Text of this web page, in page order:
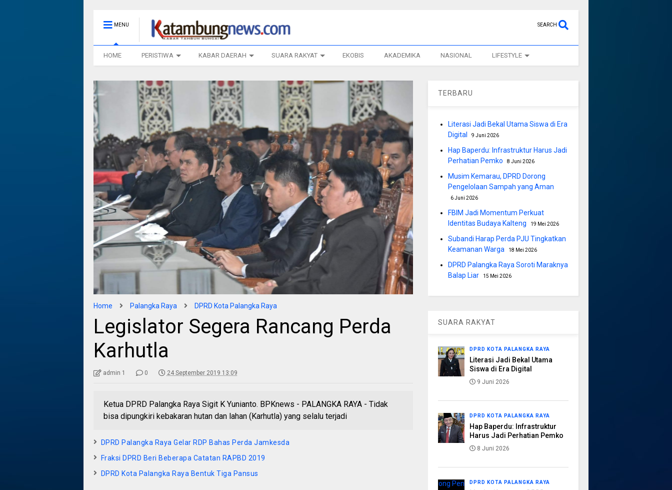
MENU SEARCH
HOME PERISTIWA KABAR DAERAH SUARA RAKYAT EKOBIS AKADEMIKA NASIONAL LIFESTYLE
Home Palangka Raya DPRD Kota Palangka Raya
Legislator Segera Rancang Perda
Karhutla
admin 1 0 24 September 2019 13:09
Ketua DPRD Palangka Raya Sigit K Yunianto. BPKnews - PALANGKA RAYA - Tidak
bisa dipungkiri kebakaran hutan dan lahan (Karhutla) yang selalu terjadi
DPRD Palangka Raya Gelar RDP Bahas Perda Jamkesda
Fraksi DPRD Beri Beberapa Catatan RAPBD 2019
DPRD Kota Palangka Raya Bentuk Tiga Pansus
TERBARU
Literasi Jadi Bekal Utama Siswa di Era
Digital
9 Juni 2026
Hap Baperdu: Infrastruktur Harus Jadi
Perhatian Pemko
8 Juni 2026
Musim Kemarau, DPRD Dorong
Pengelolaan Sampah yang Aman
6 Juni 2026
FBIM Jadi Momentum Perkuat
Identitas Budaya Kalteng
19 Mei 2026
Subandi Harap Perda PJU Tingkatkan
Keamanan Warga
18 Mei 2026
DPRD Palangka Raya Soroti Maraknya
Balap Liar
15 Mei 2026
SUARA RAKYAT
DPRD KOTA PALANGKA RAYA
Literasi Jadi Bekal Utama
Siswa di Era Digital
9 Juni 2026
DPRD KOTA PALANGKA RAYA
Hap Baperdu: Infrastruktur
Harus Jadi Perhatian Pemko
8 Juni 2026
DPRD KOTA PALANGKA RAYA